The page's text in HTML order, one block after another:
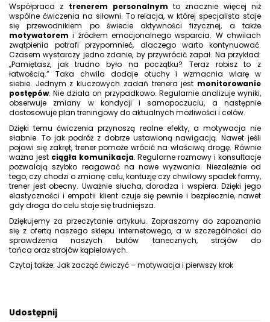
Współpraca z trenerem personalnym to znacznie więcej niż
wspólne ćwiczenia na siłowni. To relacja, w której specjalista staje
się przewodnikiem po świecie aktywności fizycznej, a także
motywatorem i źródłem emocjonalnego wsparcia. W chwilach
zwątpienia potrafi przypomnieć, dlaczego warto kontynuować.
Czasem wystarczy jedno zdanie, by przywrócić zapał. Na przykład:
„Pamiętasz, jak trudno było na początku? Teraz robisz to z
łatwością.” Taka chwila dodaje otuchy i wzmacnia wiarę w
siebie. Jednym z kluczowych zadań trenera jest monitorowanie
postępów. Nie działa on przypadkowo. Regularnie analizuje wyniki,
obserwuje zmiany w kondycji i samopoczuciu, a następnie
dostosowuje plan treningowy do aktualnych możliwości i celów.
Dzięki temu ćwiczenia przynoszą realne efekty, a motywacja nie
słabnie. To jak podróż z dobrze ustawioną nawigacją. Nawet jeśli
pojawi się zakręt, trener pomoże wrócić na właściwą drogę. Równie
ważna jest ciągła komunikacja. Regularne rozmowy i konsultacje
pozwalają szybko reagować na nowe wyzwania. Niezależnie od
tego, czy chodzi o zmianę celu, kontuzję czy chwilowy spadek formy,
trener jest obecny. Uważnie słucha, doradza i wspiera. Dzięki jego
elastyczności i empatii klient czuje się pewnie i bezpiecznie, nawet
gdy droga do celu staje się trudniejsza.
Dziękujemy za przeczytanie artykułu. Zapraszamy do zapoznania
się z ofertą naszego sklepu internetowego, a w szczególności do
sprawdzenia naszychbutów tanecznych, strojów do
tańca orazstrojów kąpielowych.
Czytaj także: Jak zacząć ćwiczyć – motywacja i pierwszy krok
Udostępnij